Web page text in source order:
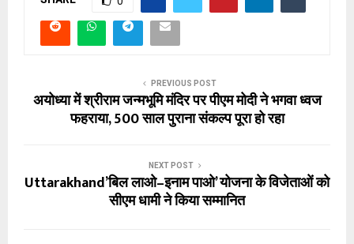
PREVIOUS POST
अयोध्या में श्रीराम जन्मभूमि मंदिर पर पीएम मोदी ने भगवा ध्वज
फहराया, 500 साल पुराना संकल्प पूरा हो रहा
NEXT POST
Uttarakhand’बिल लाओ–इनाम पाओ’ योजना के विजेताओं को
सीएम धामी ने किया सम्मानित